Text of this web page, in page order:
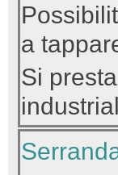
a
Si